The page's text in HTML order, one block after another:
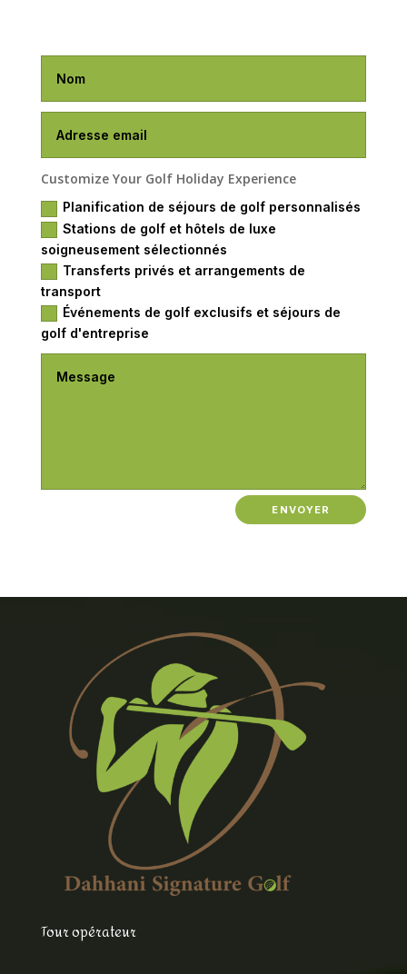
Customize Your Golf Holiday Experience
Planification de séjours de golf personnalisés
Stations de golf et hôtels de luxe
soigneusement sélectionnés
Transferts privés et arrangements de
transport
Événements de golf exclusifs et séjours de
golf d'entreprise
ENVOYER
Tour opérateur